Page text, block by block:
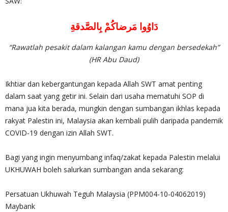
دَاوُوا مَرضاكُمْ بِالصَّدقةِ
“Rawatlah pesakit dalam kalangan kamu dengan bersedekah”
(HR Abu Daud)
Ikhtiar dan kebergantungan kepada Allah SWT amat penting
dalam saat yang getir ini. Selain dari usaha mematuhi SOP di
mana jua kita berada, mungkin dengan sumbangan ikhlas kepada
rakyat Palestin ini, Malaysia akan kembali pulih daripada pandemik
COVID-19 dengan izin Allah SWT.
Bagi yang ingin menyumbang infaq/zakat kepada Palestin melalui
UKHUWAH boleh salurkan sumbangan anda sekarang:
Persatuan Ukhuwah Teguh Malaysia (PPM004-10-04062019)
Maybank